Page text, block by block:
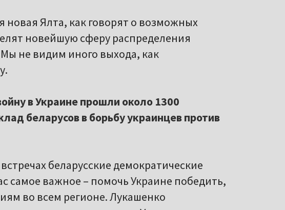
Ялта, как говорят о возможных
новейшую сферу распределения
не видим иного выхода, как
в Украине прошли около 1300
беларусов в борьбу украинцев против
беларусские демократические
самое важное – помочь Украине победить,
во всем регионе. Лукашенко